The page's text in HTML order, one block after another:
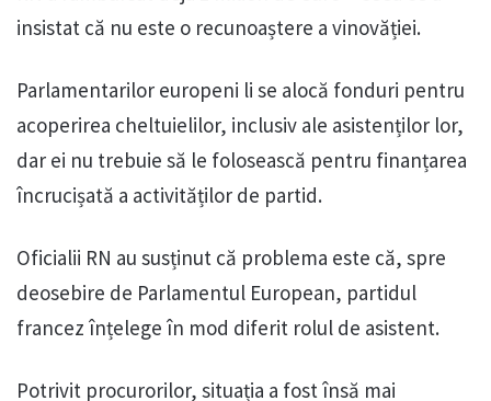
insistat că nu este o recunoaștere a vinovăției.
Parlamentarilor europeni li se alocă fonduri pentru
acoperirea cheltuielilor, inclusiv ale asistenților lor,
dar ei nu trebuie să le folosească pentru finanțarea
încrucișată a activităților de partid.
Oficialii RN au susținut că problema este că, spre
deosebire de Parlamentul European, partidul
francez înțelege în mod diferit rolul de asistent.
Potrivit procurorilor, situația a fost însă mai